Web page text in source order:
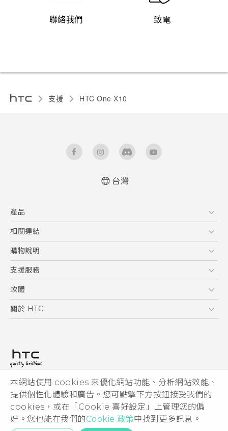
本網站使用 cookies 來優化網站功能、分析網站效能、
提供個性化體驗和廣告。您可點擊下方按鈕接受我們的
cookies，或在「Cookie 喜好設定」上管理您的偏
好。您也能在我們的Cookie 政策中找到更多訊息。
聯絡我們 致電
支援 HTC One X10‎
台灣
產品
5G
智慧型手機
配件
相關連結
HTC Research
購物說明
購物須知
訂單管理
付款方式
支援服務
到府收送維修服務
服務中心資訊
客戶服務佈告欄
軟體
應用程式
HTC Sync Manager
關於 HTC
投資人
隱私權政策
產品安全性
Cookie
© 2011-2026 HTC Corporation
HTC 法律文件
宏達國際電子股份有限公司 | 統一編號16003518